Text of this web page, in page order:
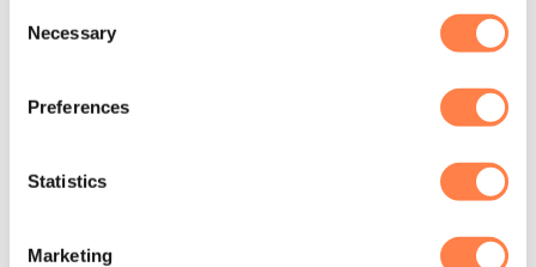
Selection
Necessary
Preferences
Statistics
Marketing
logo van het merk weerspiegelen deze drievoudige focus.
ontworpen om een ondersteunende werking te bieden bij
alle activiteiten. Bij Tavi gaat design en functie hand in
de straat kunt brengen zonder een slag te missen.